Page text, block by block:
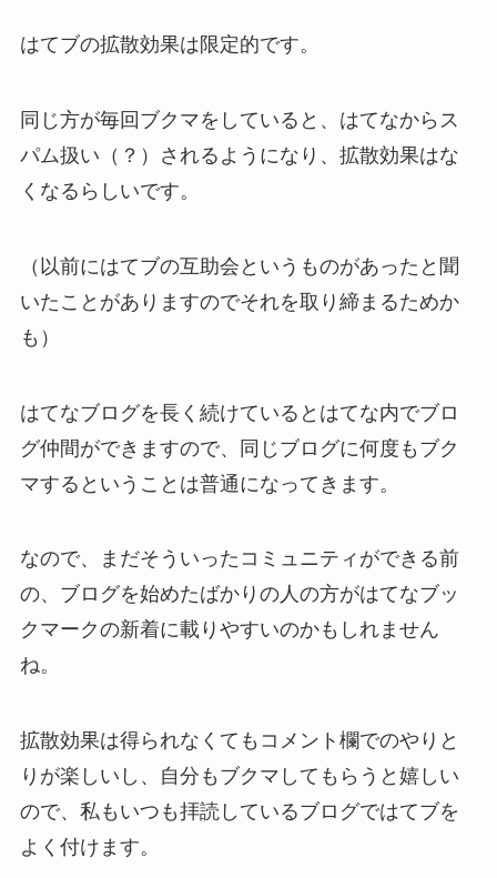
はてブの拡散効果は限定的です。
同じ方が毎回ブクマをしていると、はてなからス
パム扱い（？）されるようになり、拡散効果はな
くなるらしいです。
（以前にはてブの互助会というものがあったと聞
いたことがありますのでそれを取り締まるためか
も）
はてなブログを長く続けているとはてな内でブロ
グ仲間ができますので、同じブログに何度もブク
マするということは普通になってきます。
なので、まだそういったコミュニティができる前
の、ブログを始めたばかりの人の方がはてなブッ
クマークの新着に載りやすいのかもしれません
ね。
拡散効果は得られなくてもコメント欄でのやりと
りが楽しいし、自分もブクマしてもらうと嬉しい
ので、私もいつも拝読しているブログではてブを
よく付けます。